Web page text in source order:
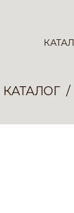
КАТАЛОГ